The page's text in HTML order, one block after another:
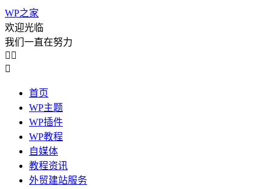
WP之家
欢迎光临
我们一直在努力
 

首页
WP主题
WP插件
WP教程
自媒体
教程资讯
外贸建站服务